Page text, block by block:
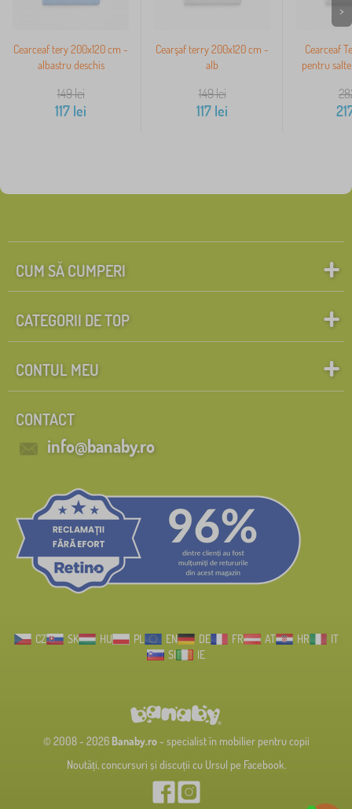
Cearceaf tery 200x120 cm -
albastru deschis
149lei
117 lei
Cearşaf terry 200x120 cm -
alb
149lei
117 lei
Cearceaf
pentru
>
CUM SĂ CUMPERI
CATEGORII DE TOP
CONTUL MEU
CONTACT
info@banaby.ro
CZ SK HU PL EN DE FR AT HR
IT
SI
IE
© 2008 - 2026 Banaby.ro- specialist în mobilier pentru copii
Noutăți, concursuri și discuții cu Ursul pe Facebook.